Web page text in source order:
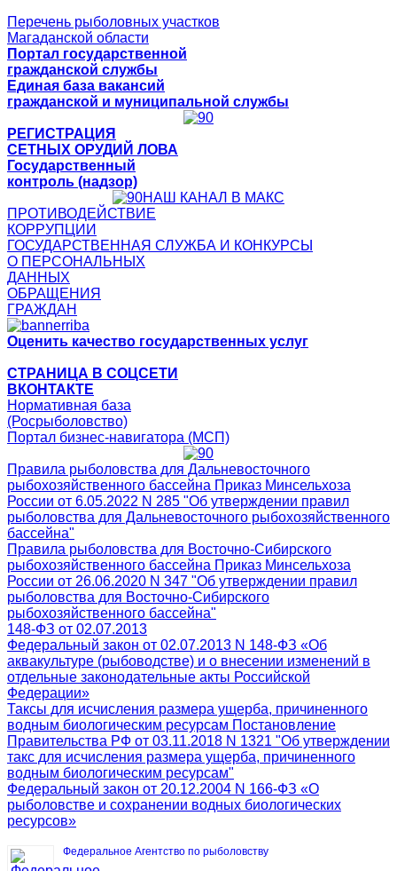
Перечень рыболовных участков
Магаданской области
Портал государственной
гражданской службы
Единая база вакансий
гражданской и муниципальной службы
РЕГИСТРАЦИЯ
СЕТНЫХ ОРУДИЙ ЛОВА
Государственный
контроль (надзор)
НАШ КАНАЛ В МАКС
ПРОТИВОДЕЙСТВИЕ
КОРРУПЦИИ
ГОСУДАРСТВЕННАЯ СЛУЖБА И КОНКУРСЫ
О ПЕРСОНАЛЬНЫХ
ДАННЫХ
ОБРАЩЕНИЯ
ГРАЖДАН
Оценить качество государственных услуг
СТРАНИЦА В СОЦСЕТИ
ВКОНТАКТЕ
Нормативная база
(Росрыболовство)
Портал бизнес-навигатора (МСП)
Правила рыболовства для Дальневосточного
рыбохозяйственного бассейна Приказ Минсельхоза
России от 6.05.2022 N 285 "Об утверждении правил
рыболовства для Дальневосточного рыбохозяйственного
бассейна"
Правила рыболовства для Восточно-Сибирского
рыбохозяйственного бассейна Приказ Минсельхоза
России от 26.06.2020 N 347 "Об утверждении правил
рыболовства для Восточно-Сибирского
рыбохозяйственного бассейна"
148-ФЗ от 02.07.2013
Федеральный закон от 02.07.2013 N 148-ФЗ «Об
аквакультуре (рыбоводстве) и о внесении изменений в
отдельные законодательные акты Российской
Федерации»
Таксы для исчисления размера ущерба, причиненного
водным биологическим ресурсам Постановление
Правительства РФ от 03.11.2018 N 1321 "Об утверждении
такс для исчисления размера ущерба, причиненного
водным биологическим ресурсам"
Федеральный закон от 20.12.2004 N 166-ФЗ «О
рыболовстве и сохранении водных биологических
ресурсов»
Федеральное Агентство по рыболовству